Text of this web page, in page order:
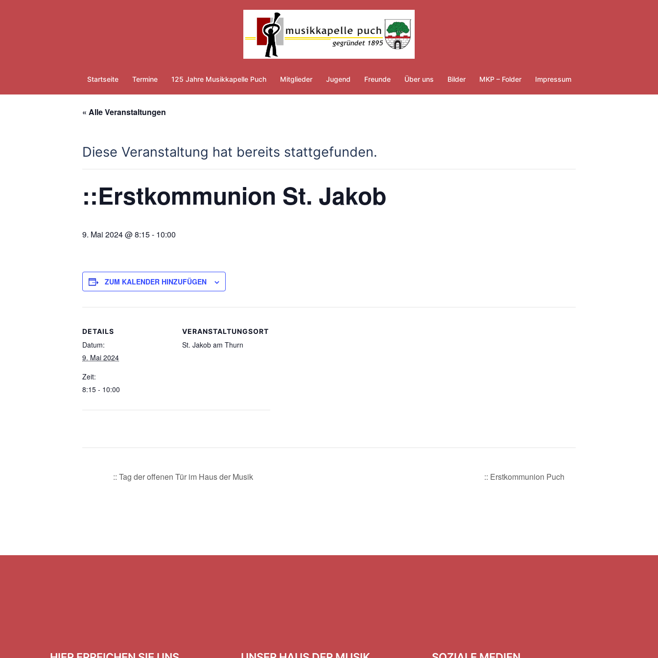
Startseite Termine 125 Jahre Musikkapelle Puch Mitglieder Jugend Freunde Über uns Bilder MKP – Folder Impressum
« Alle Veranstaltungen
Diese Veranstaltung hat bereits stattgefunden.
::Erstkommunion St. Jakob
9. Mai 2024 @ 8:15- 10:00
ZUM KALENDER HINZUFÜGEN
DETAILS
Datum:
9. Mai 2024
Zeit:
8:15 - 10:00
VERANSTALTUNGSORT
St. Jakob am Thurn
:: Tag der offenen Tür im Haus der Musik :: Erstkommunion Puch